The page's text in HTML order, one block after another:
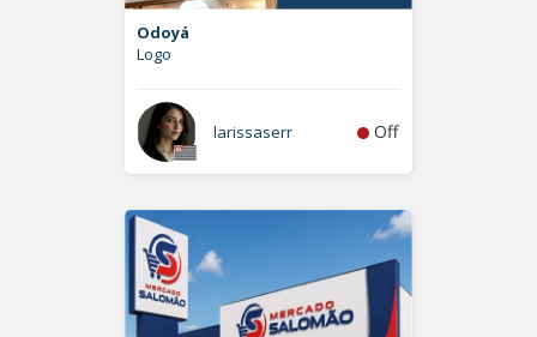
Odoyá
Logo
larissaserr Off